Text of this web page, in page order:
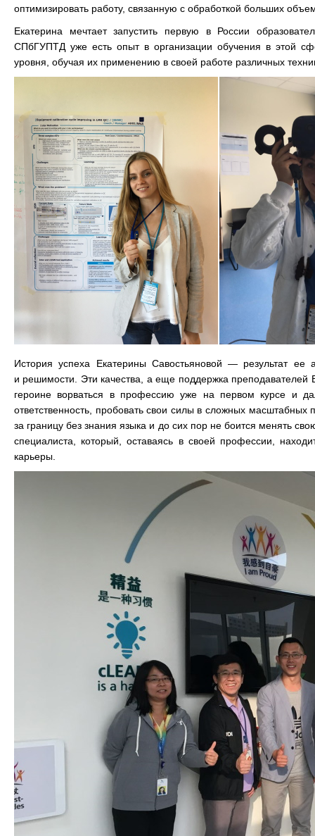
оптимизировать работу, связанную с обработкой больших
Екатерина мечтает запустить первую в России
СПбГУПТД уже есть опыт в организации обучения в этой
уровня, обучая их применению в своей работе различных
История успеха Екатерины Савостьяновой — результат ее
и решимости. Эти качества, а еще поддержка
героине ворваться в профессию уже на первом курсе и
ответственность, пробовать свои силы в сложных
за границу без знания языка и до сих пор не боится менять
специалиста, который, оставаясь в своей профессии,
карьеры.